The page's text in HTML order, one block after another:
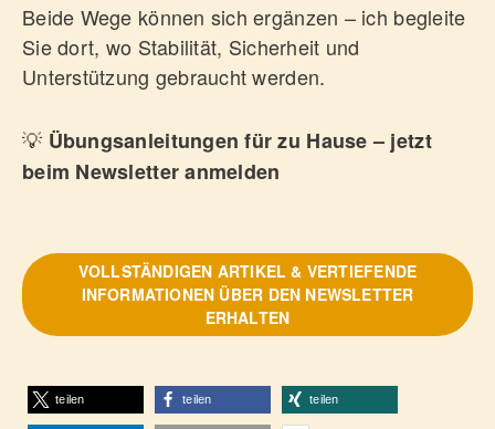
Beide Wege können sich ergänzen – ich begleite
Sie dort, wo Stabilität, Sicherheit und
Unterstützung gebraucht werden.
💡 Übungsanleitungen für zu Hause – jetzt
beim Newsletter anmelden
VOLLSTÄNDIGEN ARTIKEL & VERTIEFENDE
INFORMATIONEN ÜBER DEN NEWSLETTER
ERHALTEN
teilen teilen teilen